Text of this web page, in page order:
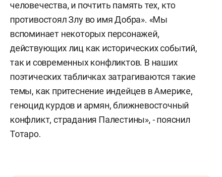
человечества, и почтить память тех, кто
противостоял Злу во имя Добра». «Мы
вспоминает некоторых персонажей,
действующих лиц как исторических событий,
так и современных конфликтов. В наших
поэтических табличках затрагиваются такие
темы, как притеснение индейцев в Америке,
геноцид курдов и армян, ближневосточный
конфликт, страдания Палестины», - пояснил
Тотаро.